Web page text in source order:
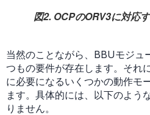
図2. OCPのORV3に対応
当然のことながら、BBUモジュ
つもの要件が存在します。それ
に必要になるいくつかの動作モ
ます。具体的には、以下のよう
りません。